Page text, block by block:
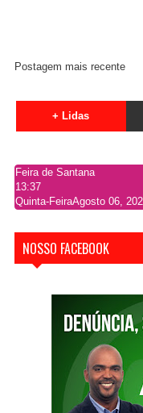
Postagem mais recente
+ Lidas
Feira de Santana
13:37
Quinta-FeiraAgosto 06,
NOSSO FACEBOOK